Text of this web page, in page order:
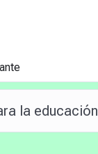
la educación